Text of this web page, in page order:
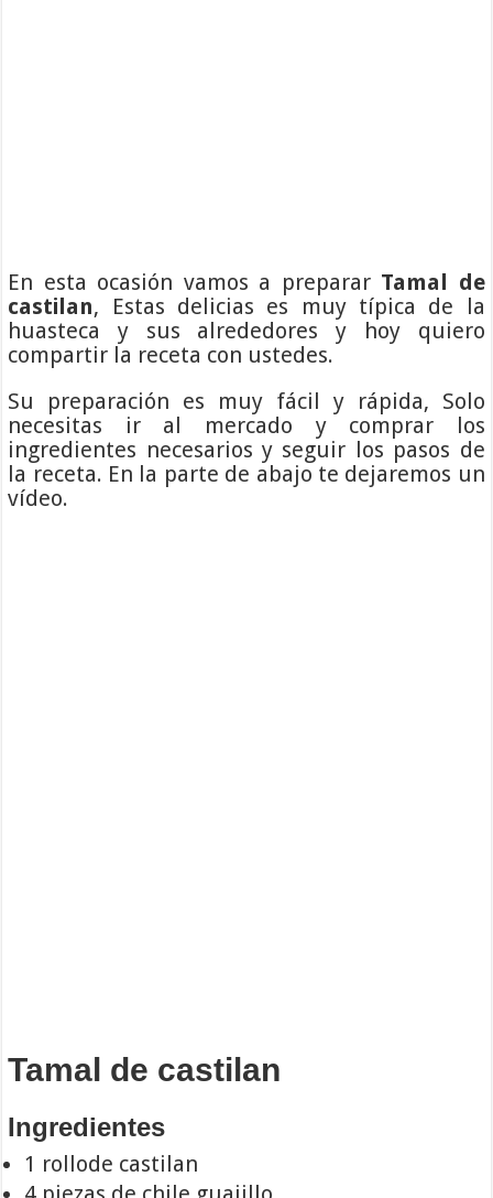
En esta ocasión vamos a preparar Tamal de
castilan, Estas delicias es muy típica de la
huasteca y sus alrededores y hoy quiero
compartir la receta con ustedes.
Su preparación es muy fácil y rápida, Solo
necesitas ir al mercado y comprar los
ingredientes necesarios y seguir los pasos de
la receta. En la parte de abajo te dejaremos un
vídeo.
Tamal de castilan
Ingredientes
1 rollode castilan